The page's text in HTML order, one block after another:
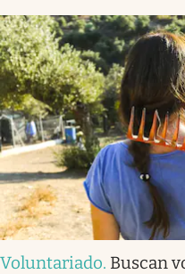
Voluntariado. Buscan